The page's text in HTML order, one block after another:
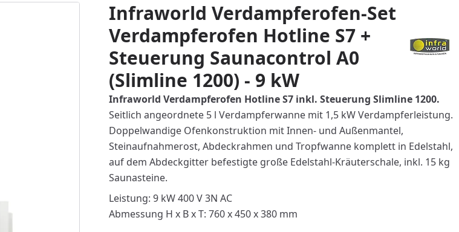
Infraworld Verdampferofen-Set
Verdampferofen Hotline S7 +
Steuerung Saunacontrol A0
(Slimline 1200) - 9 kW
Infraworld Verdampferofen Hotline S7 inkl. Steuerung Slimline 1200.
Seitlich angeordnete 5 l Verdampferwanne mit 1,5 kW Verdampferleistung.
Doppelwandige Ofenkonstruktion mit Innen- und Außenmantel,
Steinaufnahmerost, Abdeckrahmen und Tropfwanne komplett in Edelstahl,
auf dem Abdeckgitter befestigte große Edelstahl-Kräuterschale, inkl. 15 kg
Saunasteine.
Leistung: 9 kW 400 V 3N AC
Abmessung H x B x T: 760 x 450 x 380 mm